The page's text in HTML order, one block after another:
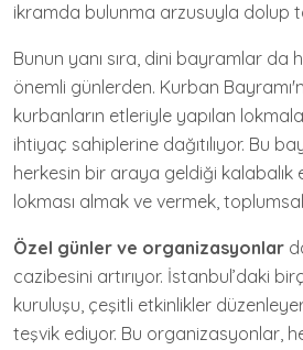
ikramda bulunma arzusuyla dolup
Bunun yanı sıra, dini bayramlar da
önemli günlerden. Kurban
kurbanların etleriyle yapılan
ihtiyaç sahiplerine dağıtılıyor. Bu
herkesin bir araya geldiği kalabalık
lokması almak ve vermek,
Özel günler ve organizasyonlar
cazibesini artırıyor. İstanbul’daki
kuruluşu, çeşitli etkinlikler
teşvik ediyor. Bu organizasyonlar,